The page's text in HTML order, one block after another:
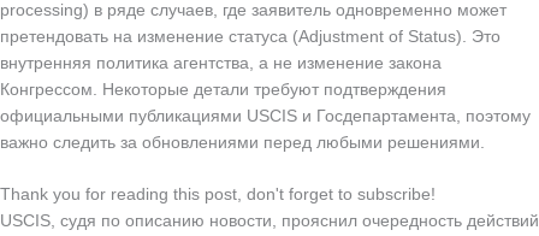
processing) в ряде случаев, где заявитель одновременно может
претендовать на изменение статуса (Adjustment of Status). Это
внутренняя политика агентства, а не изменение закона
Конгрессом. Некоторые детали требуют подтверждения
официальными публикациями USCIS и Госдепартамента, поэтому
важно следить за обновлениями перед любыми решениями.
Thank you for reading this post, don't forget to subscribe!
USCIS, судя по описанию новости, прояснил очередность действий